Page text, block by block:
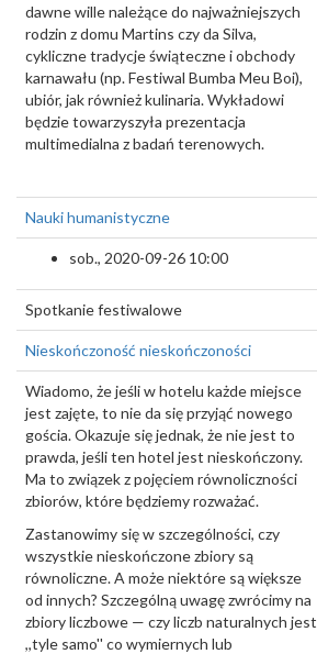
dawne wille należące do najważniejszych
rodzin z domu Martins czy da Silva,
cykliczne tradycje świąteczne i obchody
karnawału (np. Festiwal Bumba Meu Boi),
ubiór, jak również kulinaria. Wykładowi
będzie towarzyszyła prezentacja
multimedialna z badań terenowych.
Nauki humanistyczne
sob., 2020-09-26 10:00
Spotkanie festiwalowe
Nieskończoność nieskończoności
Wiadomo, że jeśli w hotelu każde miejsce
jest zajęte, to nie da się przyjąć nowego
gościa. Okazuje się jednak, że nie jest to
prawda, jeśli ten hotel jest nieskończony.
Ma to związek z pojęciem równoliczności
zbiorów, które będziemy rozważać.
Zastanowimy się w szczególności, czy
wszystkie nieskończone zbiory są
równoliczne. A może niektóre są większe
od innych? Szczególną uwagę zwrócimy na
zbiory liczbowe — czy liczb naturalnych jest
,,tyle samo'' co wymiernych lub